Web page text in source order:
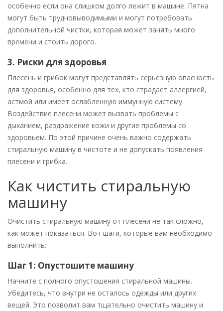
особенно если она слишком долго лежит в машине. Пятна
могут быть трудновыводимыми и могут потребовать
дополнительной чистки, которая может занять много
времени и стоить дорого.
3. Риски для здоровья
Плесень и грибок могут представлять серьезную опасность
для здоровья, особенно для тех, кто страдает аллергией,
астмой или имеет ослабленную иммунную систему.
Воздействие плесени может вызвать проблемы с
дыханием, раздражение кожи и другие проблемы со
здоровьем. По этой причине очень важно содержать
стиральную машину в чистоте и не допускать появления
плесени и грибка.
Как чистить стиральную
машину
Очистить стиральную машину от плесени не так сложно,
как может показаться. Вот шаги, которые вам необходимо
выполнить:
Шаг 1: Опустошите машину
Начните с полного опустошения стиральной машины.
Убедитесь, что внутри не осталось одежды или других
вещей. Это позволит вам тщательно очистить машину и